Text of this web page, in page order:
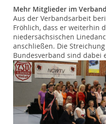
Mehr Mitglieder im
Aus der Verbandsarbeit
Fröhlich, dass er weiterhin
niedersächsischen
anschließen. Die
Bundesverband sind dabei